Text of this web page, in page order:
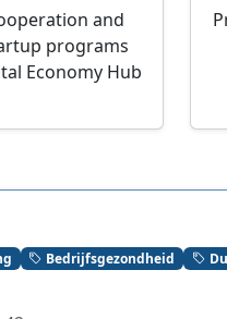
and
programs
Economy Hub
Bedrijfsgezondheid